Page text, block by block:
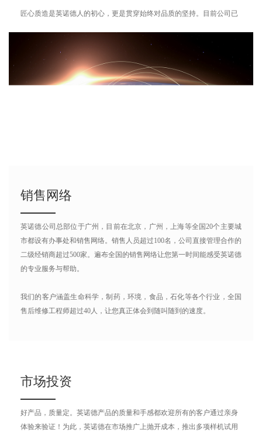
匠心质造是英诺德人的初心，更是贯穿始终对品质的坚持。目前公司已
销售网络
英诺德公司总部位于广州，目前在北京，广州，上海等全国20个主要城
市都设有办事处和销售网络。销售人员超过100名，公司直接管理合作的
二级经销商超过500家。遍布全国的销售网络让您第一时间能感受英诺德
的专业服务与帮助。
我们的客户涵盖生命科学，制药，环境，食品，石化等各个行业，全国
售后维修工程师超过40人，让您真正体会到随叫随到的速度。
市场投资
好产品，质量定。英诺德产品的质量和手感都欢迎所有的客户通过亲身
体验来验证！为此，英诺德在市场推广上抛开成本，推出多项样机试用